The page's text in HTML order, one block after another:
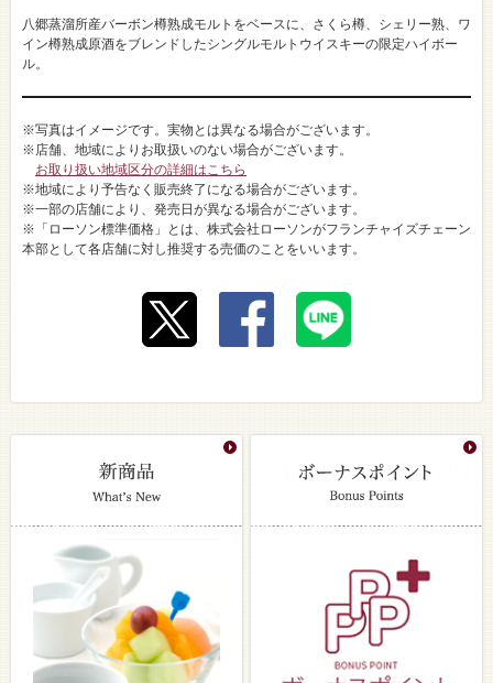
八郷蒸溜所産バーボン樽熟成モルトをベースに、さくら樽、シェリー熟、ワ
イン樽熟成原酒をブレンドしたシングルモルトウイスキーの限定ハイボー
ル。
※写真はイメージです。実物とは異なる場合がございます。
※店舗、地域によりお取扱いのない場合がございます。
お取り扱い地域区分の詳細はこちら
※地域により予告なく販売終了になる場合がございます。
※一部の店舗により、発売日が異なる場合がございます。
※「ローソン標準価格」とは、株式会社ローソンがフランチャイズチェーン
本部として各店舗に対し推奨する売価のことをいいます。